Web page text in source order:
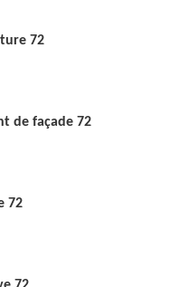
72
de façade 72
72